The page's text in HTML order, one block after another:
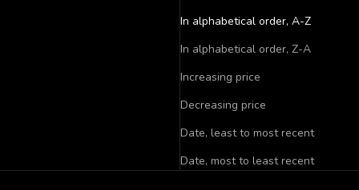
In alphabetical order, A-Z
In alphabetical order, Z-A
Increasing price
Decreasing price
Date, least to most recent
Date, most to least recent